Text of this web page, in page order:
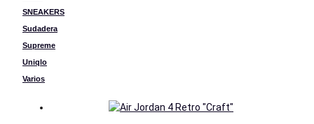
SNEAKERS
Sudadera
Supreme
Uniqlo
Varios